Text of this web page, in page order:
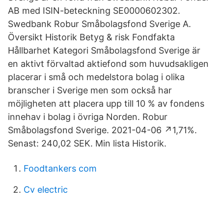
AB med ISIN-beteckning SE0000602302.
Swedbank Robur Småbolagsfond Sverige A.
Översikt Historik Betyg & risk Fondfakta
Hållbarhet Kategori Småbolagsfond Sverige är
en aktivt förvaltad aktiefond som huvudsakligen
placerar i små och medelstora bolag i olika
branscher i Sverige men som också har
möjligheten att placera upp till 10 % av fondens
innehav i bolag i övriga Norden. Robur
Småbolagsfond Sverige. 2021-04-06 ↗1,71%.
Senast: 240,02 SEK. Min lista Historik.
Foodtankers com
Cv electric